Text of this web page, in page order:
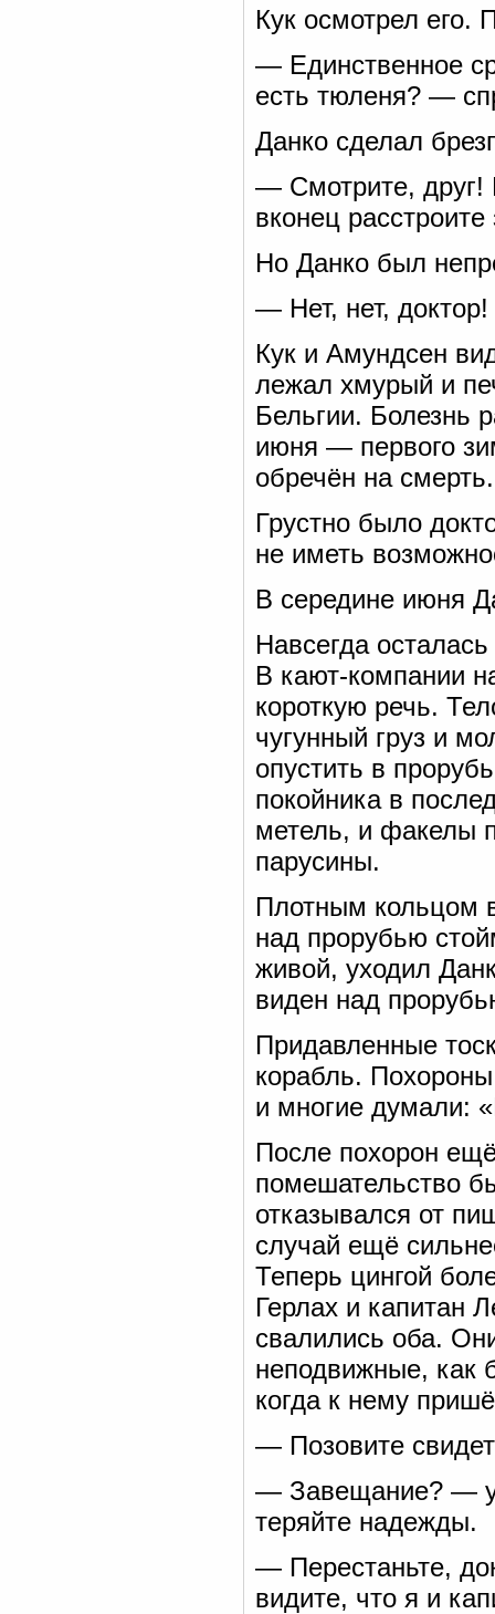
Кук осмотрел его.
— Единственное
есть тюленя? —
Данко сделал
— Смотрите, друг!
вконец
Но Данко был
— Нет, нет,
Кук и Амундсен
лежал хмурый и
Бельгии. Болезнь
июня — первого
обречён на смерть.
Грустно было
не иметь
В середине июня
Навсегда
В кают-компании
короткую речь.
чугунный груз и
опустить в
покойника в
метель, и факелы
парусины.
Плотным кольцом
над прорубью
живой, уходил
виден над
Придавленные
корабль.
и многие думали:
После похорон
помешательство
отказывался от
случай ещё
Теперь цингой
Герлах и капитан
свалились оба.
неподвижные, как
когда к нему
— Позовите
— Завещание? —
теряйте надежды.
— Перестаньте,
видите, что я и